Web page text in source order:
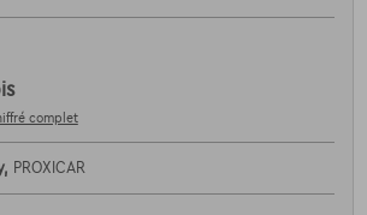
complet
PROXICAR